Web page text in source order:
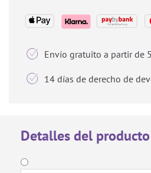
 Envío gratuito a partir de
 14 días de derecho de
Detalles del producto